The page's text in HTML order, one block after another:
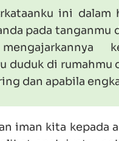
ini
pada tanganmu
duduk di rumahmu
dan apabila
iman kita kepada